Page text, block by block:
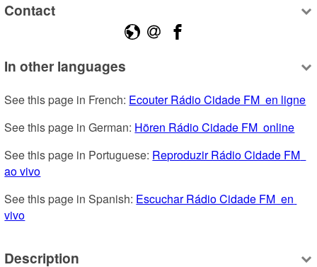
Contact
In other languages
See this page in French: Ecouter Rádio Cidade FM  en ligne
See this page in German: Hören Rádio Cidade FM  online
See this page in Portuguese: Reproduzir Rádio Cidade FM
ao vivo
See this page in Spanish: Escuchar Rádio Cidade FM  en
vivo
Description